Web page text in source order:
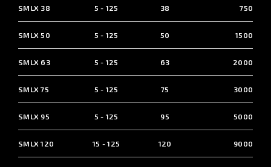
SMLX 38 5 - 125 38 750
SMLX 50 5 - 125 50 1500
SMLX 63 5 - 125 63 2000
SMLX 75 5 - 125 75 3000
SMLX 95 5 - 125 95 5000
SMLX 120 15 - 125 120 9000